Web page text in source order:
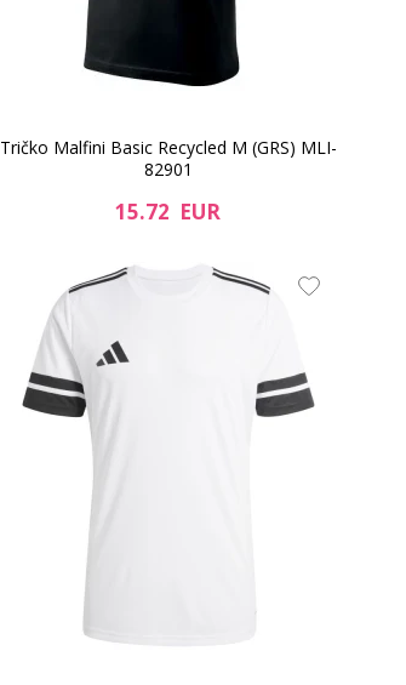
Tričko Malfini Basic Recycled M (GRS) MLI-
82901
15.72 EUR